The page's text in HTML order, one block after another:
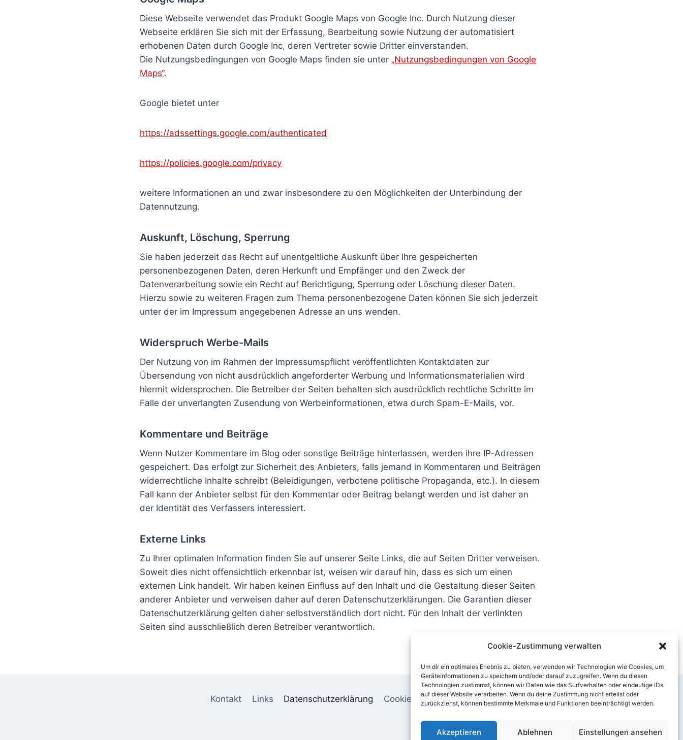
Cookie-Zustimmung verwalten
Um dir ein optimales Erlebnis zu bieten, verwenden wir Technologien wie Cookies, um
Geräteinformationen zu speichern und/oder darauf zuzugreifen. Wenn du diesen
Technologien zustimmst, können wir Daten wie das Surfverhalten oder eindeutige IDs
auf dieser Website verarbeiten. Wenn du deine Zustimmung nicht erteilst oder
zurückziehst, können bestimmte Merkmale und Funktionen beeinträchtigt werden.
Akzeptieren Ablehnen Einstellungen ansehen
Diese Webseite verwendet das Produkt Google Maps von Google Inc. Durch Nutzung dieser
Webseite erklären Sie sich mit der Erfassung, Bearbeitung sowie Nutzung der automatisiert
erhobenen Daten durch Google Inc, deren Vertreter sowie Dritter einverstanden.
Die Nutzungsbedingungen von Google Maps finden sie unter „Nutzungsbedingungen von Google
Maps“.
Google bietet unter
https://adssettings.google.com/authenticated
https://policies.google.com/privacy
weitere Informationen an und zwar insbesondere zu den Möglichkeiten der Unterbindung der
Datennutzung.
Auskunft, Löschung, Sperrung
Sie haben jederzeit das Recht auf unentgeltliche Auskunft über Ihre gespeicherten
personenbezogenen Daten, deren Herkunft und Empfänger und den Zweck der
Datenverarbeitung sowie ein Recht auf Berichtigung, Sperrung oder Löschung dieser Daten.
Hierzu sowie zu weiteren Fragen zum Thema personenbezogene Daten können Sie sich jederzeit
unter der im Impressum angegebenen Adresse an uns wenden.
Widerspruch Werbe-Mails
Der Nutzung von im Rahmen der Impressumspflicht veröffentlichten Kontaktdaten zur
Übersendung von nicht ausdrücklich angeforderter Werbung und Informationsmaterialien wird
hiermit widersprochen. Die Betreiber der Seiten behalten sich ausdrücklich rechtliche Schritte im
Falle der unverlangten Zusendung von Werbeinformationen, etwa durch Spam-E-Mails, vor.
Kommentare und Beiträge
Wenn Nutzer Kommentare im Blog oder sonstige Beiträge hinterlassen, werden ihre IP-Adressen
gespeichert. Das erfolgt zur Sicherheit des Anbieters, falls jemand in Kommentaren und Beiträgen
widerrechtliche Inhalte schreibt (Beleidigungen, verbotene politische Propaganda, etc.). In diesem
Fall kann der Anbieter selbst für den Kommentar oder Beitrag belangt werden und ist daher an
der Identität des Verfassers interessiert.
Externe Links
Zu Ihrer optimalen Information finden Sie auf unserer Seite Links, die auf Seiten Dritter verweisen.
Soweit dies nicht offensichtlich erkennbar ist, weisen wir darauf hin, dass es sich um einen
externen Link handelt. Wir haben keinen Einfluss auf den Inhalt und die Gestaltung dieser Seiten
anderer Anbieter und verweisen daher auf deren Datenschutzerklärungen. Die Garantien dieser
Datenschutzerklärung gelten daher selbstverständlich dort nicht. Für den Inhalt der verlinkten
Seiten sind ausschließlich deren Betreiber verantwortlich.
Kontakt Links Datenschutzerklärung Cookie-Richtlinie (EU)